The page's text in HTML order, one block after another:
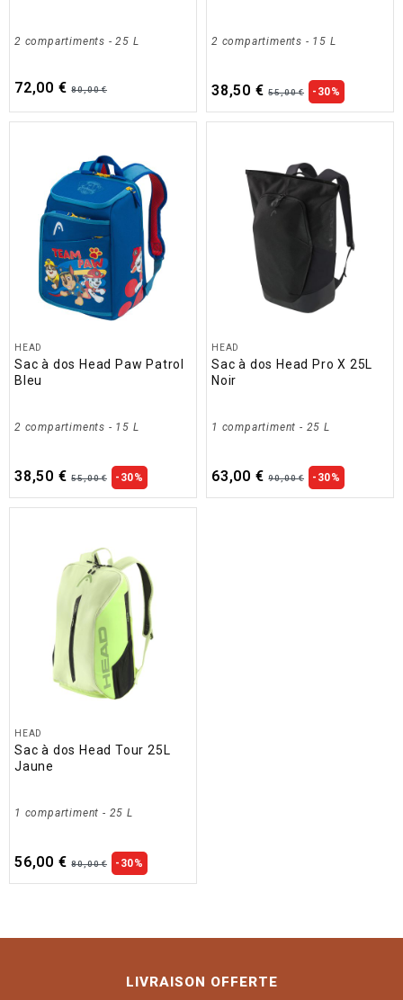
2 compartiments - 25 L
72,00 € 80,00 €
2 compartiments - 15 L
38,50 € 55,00 € -30%
HEAD
Sac à dos Head Paw Patrol
Bleu
2 compartiments - 15 L
38,50 € 55,00 € -30%
HEAD
Sac à dos Head Pro X 25L
Noir
1 compartiment - 25 L
63,00 € 90,00 € -30%
HEAD
Sac à dos Head Tour 25L
Jaune
1 compartiment - 25 L
56,00 € 80,00 € -30%
LIVRAISON OFFERTE